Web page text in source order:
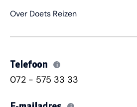
Over Doets Reizen
Telefoon i
072 - 575 33 33